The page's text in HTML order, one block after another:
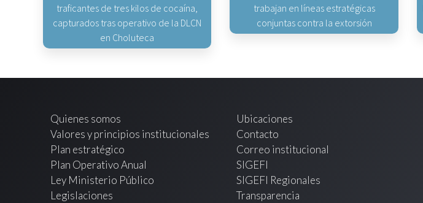
traficantes de tres kilos de cocaína,
capturados tras operativo de la DLCN
en Choluteca
trabajan en líneas estratégicas
conjuntas contra la extorsión
Quienes somos
Valores y principios institucionales
Plan estratégico
Plan Operativo Anual
Ley Ministerio Público
Legislaciones
Ubicaciones
Contacto
Correo institucional
SIGEFI
SIGEFI Regionales
Transparencia